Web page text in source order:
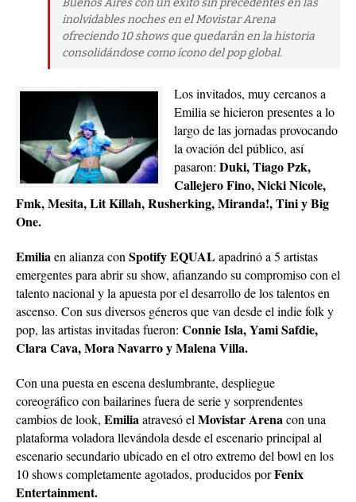
inolvidables noches en el Movistar Arena
ofreciendo 10 shows que quedarán en la historia
consolidándose como ícono del pop global.
Los invitados, muy cercanos a
Emilia se hicieron presentes a lo
largo de las jornadas provocando
la ovación del público, así
pasaron: Duki, Tiago Pzk,
Callejero Fino, Nicki Nicole,
Fmk, Mesita, Lit Killah, Rusherking, Miranda!, Tini y Big
One.
Emiliaen alianza con Spotify EQUALapadrinó a 5 artistas
emergentes para abrir su show, afianzando su compromiso con el
talento nacional y la apuesta por el desarrollo de los talentos en
ascenso. Con sus diversos géneros que van desde el indie folk y
pop, las artistas invitadas fueron: Connie Isla, Yami Safdie,
Clara Cava, Mora Navarro y Malena Villa.
Con una puesta en escena deslumbrante, despliegue
coreográfico con bailarines fuera de serie y sorprendentes
cambios de look, Emiliaatravesó el Movistar Arenacon una
plataforma voladora llevándola desde el escenario principal al
escenario secundario ubicado en el otro extremo del bowl en los
10 shows completamente agotados, producidos porFenix
Entertainment.